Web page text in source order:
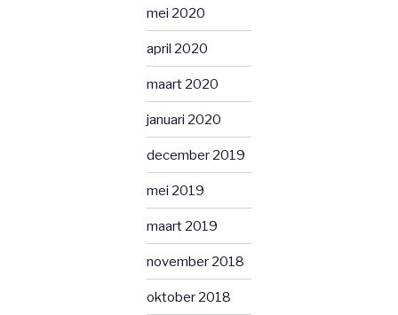
mei 2020
april 2020
maart 2020
januari 2020
december 2019
mei 2019
maart 2019
november 2018
oktober 2018